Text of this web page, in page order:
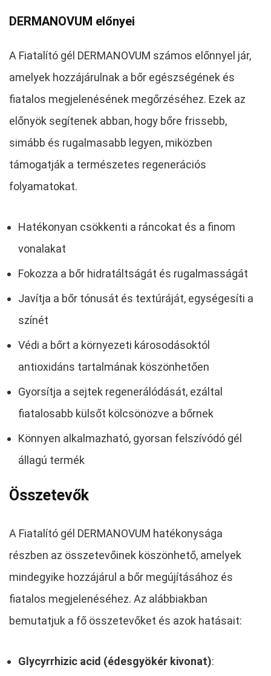
DERMANOVUM előnyei
A Fiatalító gél DERMANOVUM számos előnnyel jár,
amelyek hozzájárulnak a bőr egészségének és
fiatalos megjelenésének megőrzéséhez. Ezek az
előnyök segítenek abban, hogy bőre frissebb,
simább és rugalmasabb legyen, miközben
támogatják a természetes regenerációs
folyamatokat.
Hatékonyan csökkenti a ráncokat és a finom
vonalakat
Fokozza a bőr hidratáltságát és rugalmasságát
Javítja a bőr tónusát és textúráját, egységesíti a
színét
Védi a bőrt a környezeti károsodásoktól
antioxidáns tartalmának köszönhetően
Gyorsítja a sejtek regenerálódását, ezáltal
fiatalosabb külsőt kölcsönözve a bőrnek
Könnyen alkalmazható, gyorsan felszívódó gél
állagú termék
Összetevők
A Fiatalító gél DERMANOVUM hatékonysága
részben az összetevőinek köszönhető, amelyek
mindegyike hozzájárul a bőr megújításához és
fiatalos megjelenéséhez. Az alábbiakban
bemutatjuk a fő összetevőket és azok hatásait:
Glycyrrhizic acid (édesgyökér kivonat):